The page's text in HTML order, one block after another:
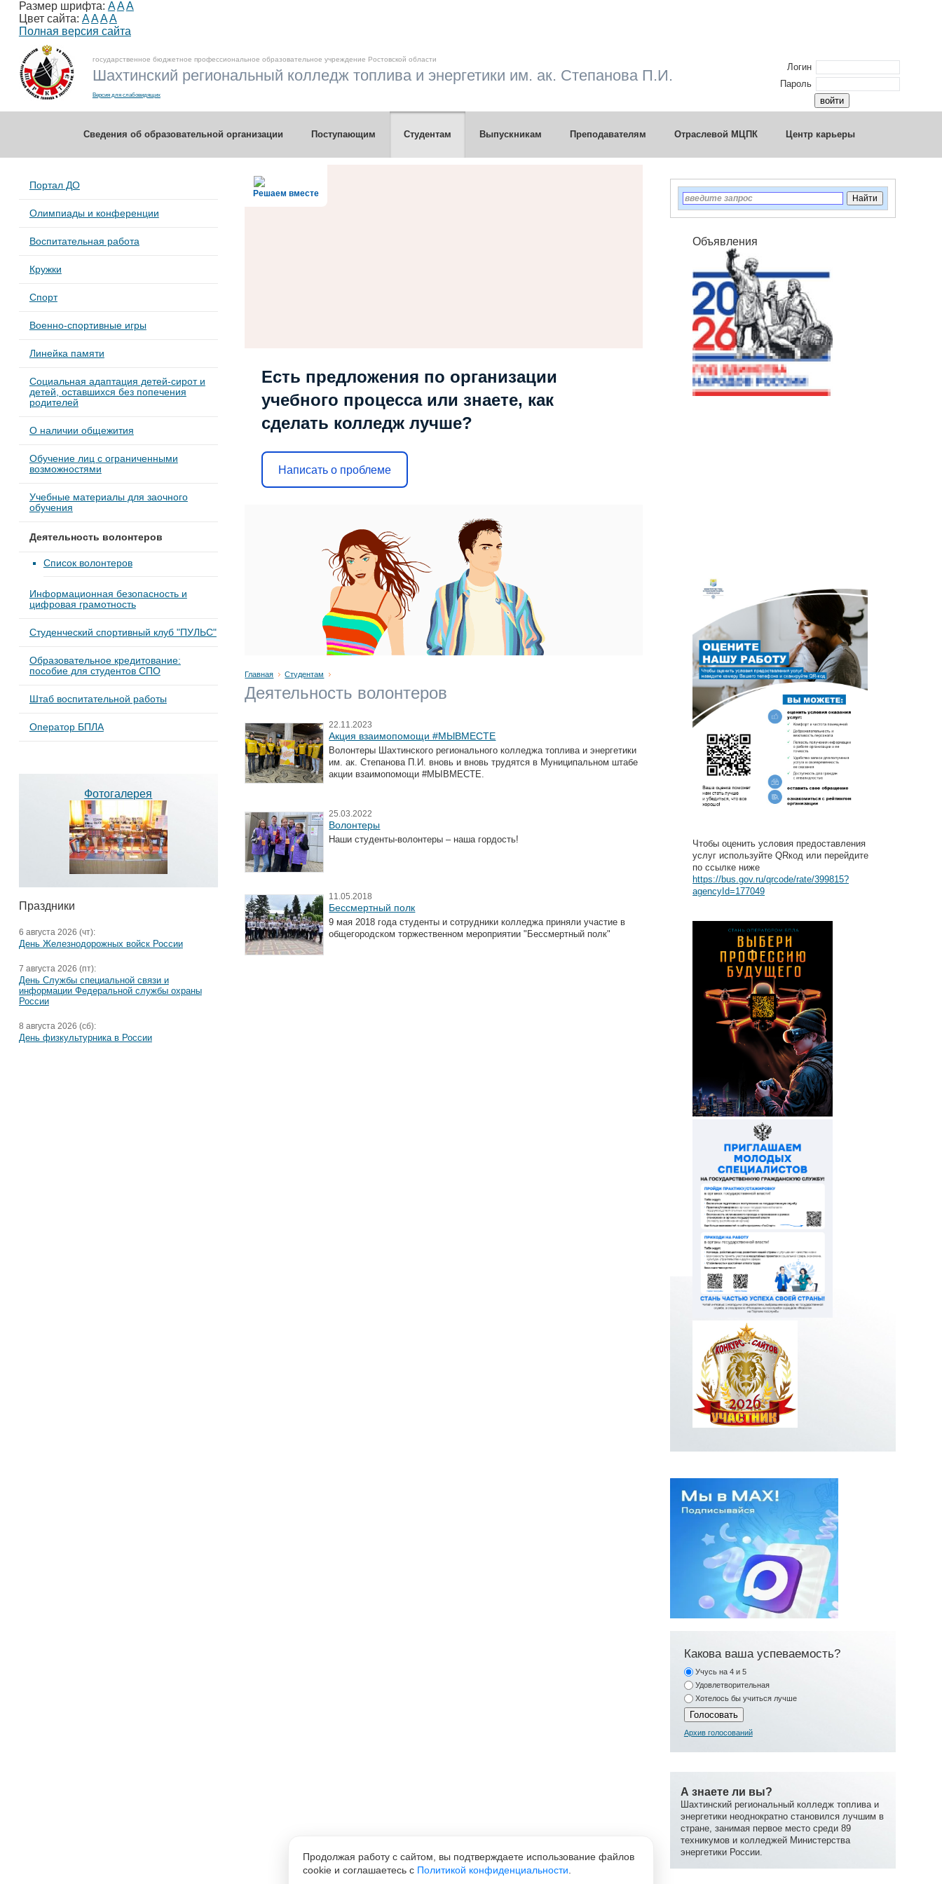
Размер шрифта: AAA
Цвет сайта: AAAA
Полная версия сайта
государственное бюджетное профессиональное образовательное учреждение Ростовской области
Шахтинский региональный колледж топлива и энергетики им. ак. Степанова П.И.
Версия для слабовидящих
Логин
Пароль
Сведения об образовательной организации Поступающим Студентам Выпускникам Преподавателям Отраслевой МЦПК Центр карьеры
Портал ДО
Олимпиады и конференции
Воспитательная работа
Кружки
Спорт
Военно-спортивные игры
Линейка памяти
Социальная адаптация детей-сирот и
детей, оставшихся без попечения
родителей
О наличии общежития
Обучение лиц с ограниченными
возможностями
Учебные материалы для заочного
обучения
Деятельность волонтеров
Список волонтеров
Информационная безопасность и
цифровая грамотность
Студенческий спортивный клуб "ПУЛЬС"
Образовательное кредитование:
пособие для студентов СПО
Штаб воспитательной работы
Оператор БПЛА
Фотогалерея
Праздники
6 августа 2026 (чт):
День Железнодорожных войск России
7 августа 2026 (пт):
День Службы специальной связи и
информации Федеральной службы охраны
России
8 августа 2026 (сб):
День физкультурника в России
Решаем вместе
Есть предложения по организации
учебного процесса или знаете, как
сделать колледж лучше?
Написать о проблеме
Главная Студентам
Деятельность волонтеров
22.11.2023
Акция взаимопомощи #МЫВМЕСТЕ
Волонтеры Шахтинского регионального колледжа топлива и энергетики
им. ак. Степанова П.И. вновь и вновь трудятся в Муниципальном штабе
акции взаимопомощи #МЫВМЕСТЕ.
25.03.2022
Волонтеры
Наши студенты-волонтеры – наша гордость!
11.05.2018
Бессмертный полк
9 мая 2018 года студенты и сотрудники колледжа приняли участие в
общегородском торжественном мероприятии "Бессмертный полк"
Объявления
Чтобы оценить условия предоставления
услуг используйте QRкод или перейдите
по ссылке ниже
https://bus.gov.ru/qrcode/rate/399815?
agencyId=177049
Какова ваша успеваемость?
Учусь на 4 и 5
Удовлетворительная
Хотелось бы учиться лучше
Архив голосований
А знаете ли вы?
Шахтинский региональный колледж топлива и
энергетики неоднократно становился лучшим в
стране, занимая первое место среди 89
техникумов и колледжей Министерства
энергетики России.
Продолжая работу с сайтом, вы подтверждаете использование файлов
cookie и соглашаетесь с Политикой конфиденциальности